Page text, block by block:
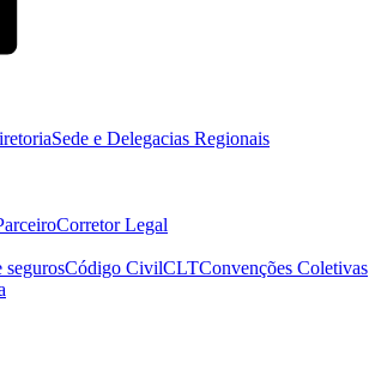
Sede e Delegacias Regionais
Corretor Legal
segurosCódigo CivilCLTConvenções Coletivas